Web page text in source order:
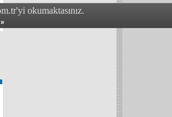
okumaktasınız.